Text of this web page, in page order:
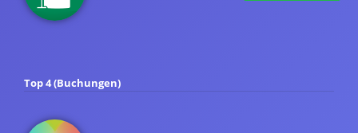
Top 4 (Buchungen)